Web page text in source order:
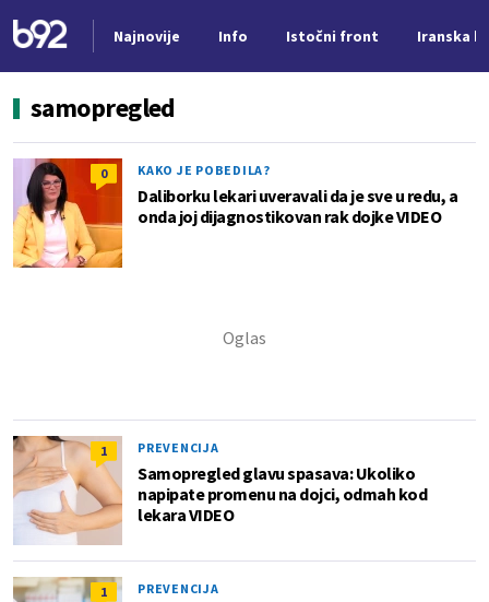
Najnovije Info Istočni front Iranska
samopregled
0 KAKO JE POBEDILA?
Daliborku lekari uveravali da je sve u redu, a
onda joj dijagnostikovan rak dojke VIDEO
1 PREVENCIJA
Samopregled glavu spasava: Ukoliko
napipate promenu na dojci, odmah kod
lekara VIDEO
1 PREVENCIJA